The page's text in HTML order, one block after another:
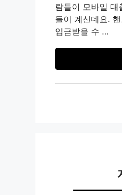
람들이 모바일
들이 계신데요.
입금받을 수 …